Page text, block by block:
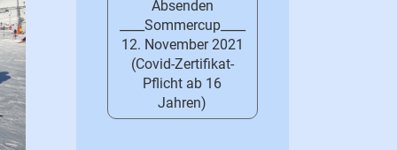
Absenden
____Sommercup____
12. November 2021
(Covid-Zertifikat-
Pflicht ab 16
Jahren)